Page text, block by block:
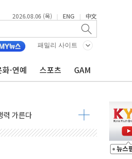
2026.08.06 (목) | ENG | 中文
패밀리 사이트
화·연예 스포츠 GAM
력 가른다